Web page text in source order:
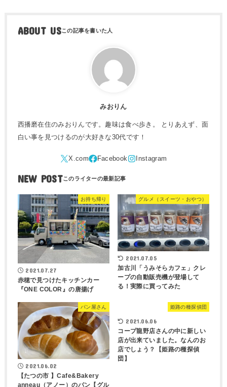
ABOUT US
みおりん
西播磨在住のみおりんです。趣味は食べ歩き。 とりあえず、面
白い事を見つけるのが大好きな30代です！
NEW POST
お持ち帰り
2021.07.27
赤穂で見つけたキッチンカー
『ONE COLOR』の唐揚げ
グルメ（スイーツ・おやつ）
2021.07.05
加古川「うみそらカフェ」クレ
ープの自動販売機が登場して
る！実際に買ってみた
パン屋さん
2021.06.02
【たつの市 】Cafe&Bakery
anneau（アノー）のパン【グル
姫路の種探偵団
2021.06.06
コープ龍野店さんの中に新しい
店が出来ていました。なんのお
店でしょう？【姫路の種探偵
団】